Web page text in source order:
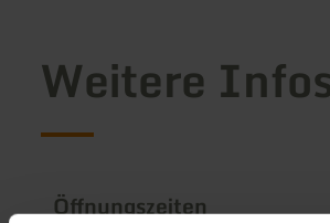
Weitere
Öffnungszeiten